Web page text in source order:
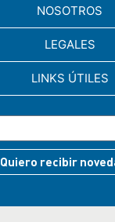
NOSOTROS
LEGALES
LINKS ÚTILES
Quiero recibir